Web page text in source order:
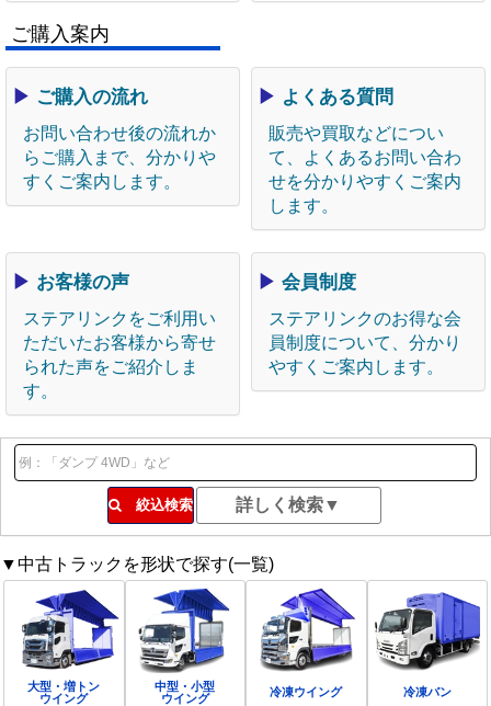
ご購入案内
▶ ご購入の流れ
お問い合わせ後の流れか
らご購入まで、分かりや
すくご案内します。
▶ よくある質問
販売や買取などについ
て、よくあるお問い合わ
せを分かりやすくご案内
します。
▶ お客様の声
ステアリンクをご利用い
ただいたお客様から寄せ
られた声をご紹介しま
す。
▶ 会員制度
ステアリンクのお得な会
員制度について、分かり
やすくご案内します。
絞込検索
▼中古トラックを形状で探す(一覧)
大型・増トン
ウイング
中型・小型
ウイング
冷凍ウイング 冷凍バン